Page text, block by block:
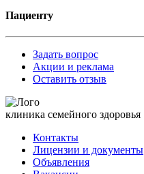
Пациенту
Задать вопрос
Акции и реклама
Оставить отзыв
клиника семейного здоровья
Контакты
Лицензии и документы
Объявления